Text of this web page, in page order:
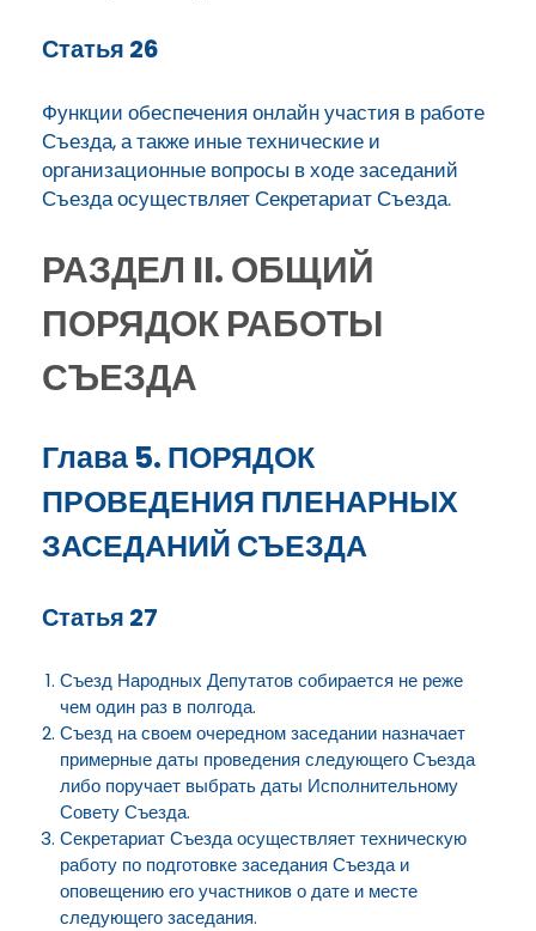
Статья 26
Функции обеспечения онлайн участия в работе
Съезда, а также иные технические и
организационные вопросы в ходе заседаний
Съезда осуществляет Секретариат Съезда.
РАЗДЕЛ II. ОБЩИЙ
ПОРЯДОК РАБОТЫ
СЪЕЗДА
Глава 5. ПОРЯДОК
ПРОВЕДЕНИЯ ПЛЕНАРНЫХ
ЗАСЕДАНИЙ СЪЕЗДА
Статья 27
Съезд Народных Депутатов собирается не реже
чем один раз в полгода.
Съезд на своем очередном заседании назначает
примерные даты проведения следующего Съезда
либо поручает выбрать даты Исполнительному
Совету Съезда.
Секретариат Съезда осуществляет техническую
работу по подготовке заседания Съезда и
оповещению его участников о дате и месте
следующего заседания.